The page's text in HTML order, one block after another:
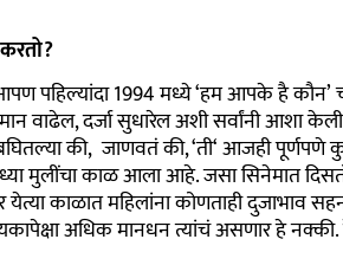
?
पहिल्यांदा1994मध्ये‘हम आपके है कौन’
वाढेल,दर्जा सुधारेल अशी सर्वांनी आशा
की,जाणवतं की, ‘ती‘आजही पूर्णपणे
मुलींचा काळ आला आहे. जसा सिनेमात
काळात महिलांना कोणताही दुजाभाव सहन
अधिक मानधन त्यांचं असणार हे नक्की.